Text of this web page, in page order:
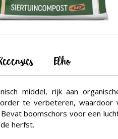
Elho
middel, rijk aan
te verbeteren, waardoor
boomschors voor een
herfst.